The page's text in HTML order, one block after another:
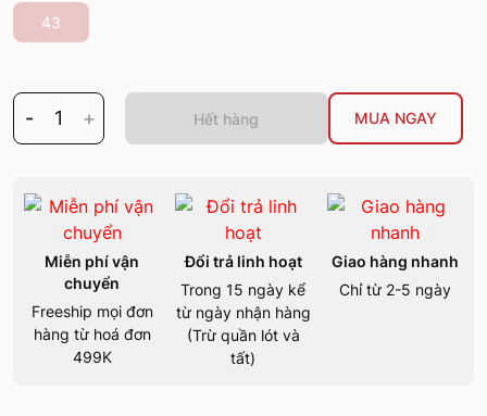
43
- 1 + Hết hàng MUA NGAY
Miễn phí vận
chuyển
Freeship mọi đơn
hàng từ hoá đơn
499K
Đổi trả linh hoạt
Trong 15 ngày kể
từ ngày nhận hàng
(Trừ quần lót và
tất)
Giao hàng nhanh
Chỉ từ 2-5 ngày